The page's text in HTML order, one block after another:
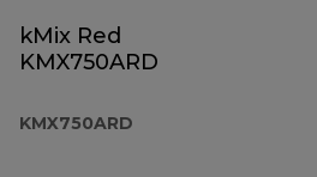
kMix Red
KMX750ARD
KMX750ARD